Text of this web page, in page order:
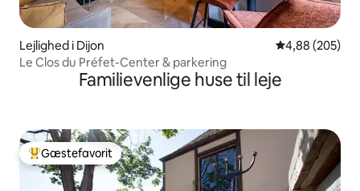
Lejlighed i Dijon 4,88 ud af 5 i
4,88 (205)
Le Clos du Préfet-Center & parkering
Familievenlige huse til leje
Bedste gæstefavorit
Gæstefavorit